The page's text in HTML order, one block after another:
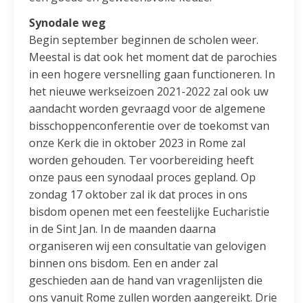
Synodale weg
Begin september beginnen de scholen weer.
Meestal is dat ook het moment dat de parochies
in een hogere versnelling gaan functioneren. In
het nieuwe werkseizoen 2021-2022 zal ook uw
aandacht worden gevraagd voor de algemene
bisschoppenconferentie over de toekomst van
onze Kerk die in oktober 2023 in Rome zal
worden gehouden. Ter voorbereiding heeft
onze paus een synodaal proces gepland. Op
zondag 17 oktober zal ik dat proces in ons
bisdom openen met een feestelijke Eucharistie
in de Sint Jan. In de maanden daarna
organiseren wij een consultatie van gelovigen
binnen ons bisdom. Een en ander zal
geschieden aan de hand van vragenlijsten die
ons vanuit Rome zullen worden aangereikt. Drie